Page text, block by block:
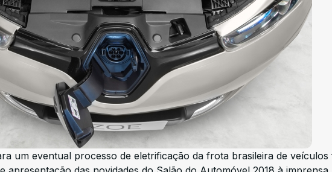
um eventual processo de eletrificação da frota brasileira de veículos